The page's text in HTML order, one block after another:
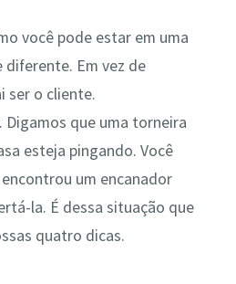
você pode estar em uma
Em vez de
ser o cliente.
Digamos que uma torneira
esteja pingando. Você
um encanador
la. É dessa situação que
quatro dicas.